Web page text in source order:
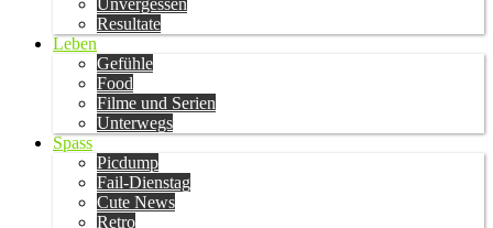
Unvergessen
Resultate
Leben
Gefühle
Food
Filme und Serien
Unterwegs
Spass
Picdump
Fail-Dienstag
Cute News
Retro